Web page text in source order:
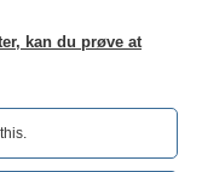
kan du prøve at